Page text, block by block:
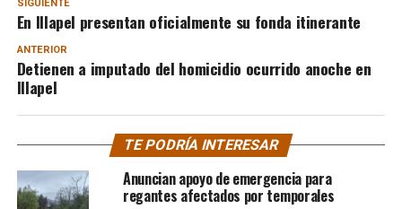
SIGUIENTE
En Illapel presentan oficialmente su fonda itinerante
ANTERIOR
Detienen a imputado del homicidio ocurrido anoche en
Illapel
TE PODRÍA INTERESAR
Anuncian apoyo de emergencia para
regantes afectados por temporales